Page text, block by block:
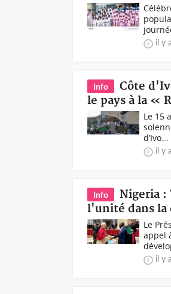
il y
Info
Côte
le pays à la «
Le 15
d’Ivo...
il y
Info
Nigeria :
l'unité dans la
Le
appel
il y